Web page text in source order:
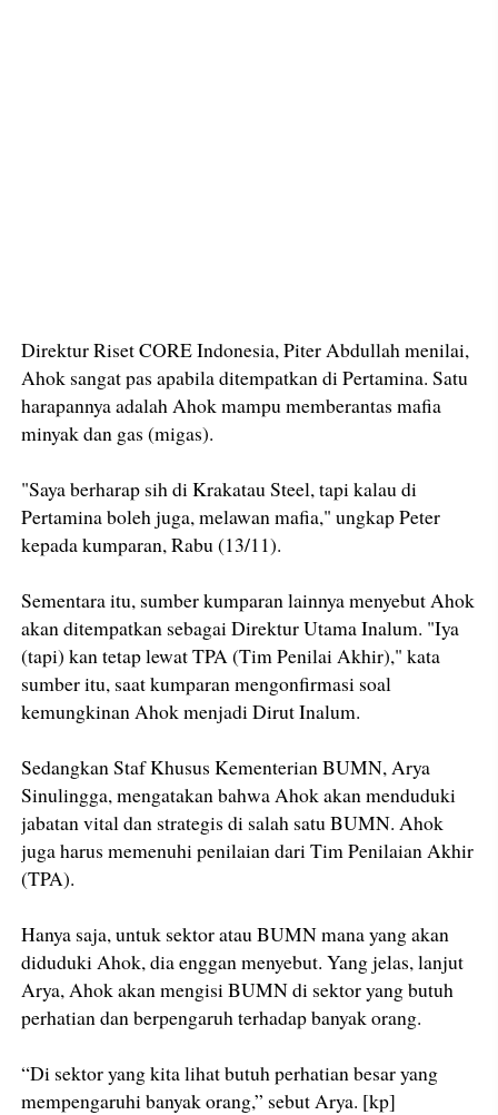
Direktur Riset CORE Indonesia, Piter Abdullah menilai,
Ahok sangat pas apabila ditempatkan di Pertamina. Satu
harapannya adalah Ahok mampu memberantas mafia
minyak dan gas (migas).
"Saya berharap sih di Krakatau Steel, tapi kalau di
Pertamina boleh juga, melawan mafia," ungkap Peter
kepada kumparan, Rabu (13/11).
Sementara itu, sumber kumparan lainnya menyebut Ahok
akan ditempatkan sebagai Direktur Utama Inalum. "Iya
(tapi) kan tetap lewat TPA (Tim Penilai Akhir)," kata
sumber itu, saat kumparan mengonfirmasi soal
kemungkinan Ahok menjadi Dirut Inalum.
Sedangkan Staf Khusus Kementerian BUMN, Arya
Sinulingga, mengatakan bahwa Ahok akan menduduki
jabatan vital dan strategis di salah satu BUMN. Ahok
juga harus memenuhi penilaian dari Tim Penilaian Akhir
(TPA).
Hanya saja, untuk sektor atau BUMN mana yang akan
diduduki Ahok, dia enggan menyebut. Yang jelas, lanjut
Arya, Ahok akan mengisi BUMN di sektor yang butuh
perhatian dan berpengaruh terhadap banyak orang.
“Di sektor yang kita lihat butuh perhatian besar yang
mempengaruhi banyak orang,” sebut Arya. [kp]